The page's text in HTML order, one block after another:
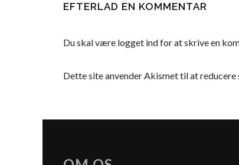
EFTERLAD EN KOMMENTAR
Du skal være logget indfor at skrive en
Dette site anvender Akismet til at reducere